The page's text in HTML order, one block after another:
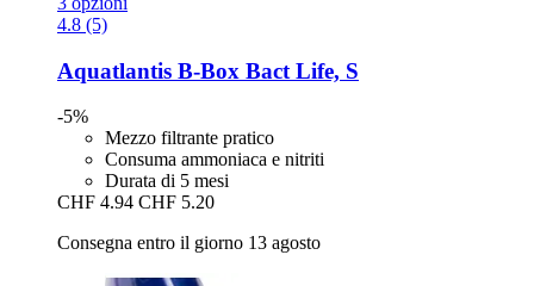
4.8 (5)
Aquatlantis B-​Box Bact Life, S
-5%
Mezzo filtrante pratico
Consuma ammoniaca e nitriti
Durata di 5 mesi
CHF 4.94 CHF 5.20
Consegna entro il giorno 13 agosto